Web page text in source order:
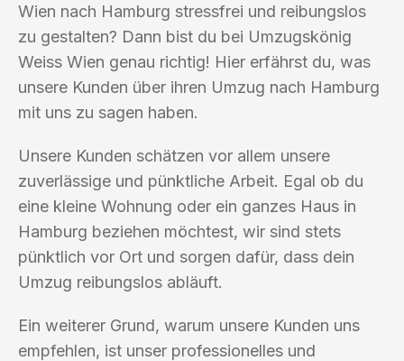
Wien nach Hamburg stressfrei und reibungslos
zu gestalten? Dann bist du bei Umzugskönig
Weiss Wien genau richtig! Hier erfährst du, was
unsere Kunden über ihren Umzug nach Hamburg
mit uns zu sagen haben.
Unsere Kunden schätzen vor allem unsere
zuverlässige und pünktliche Arbeit. Egal ob du
eine kleine Wohnung oder ein ganzes Haus in
Hamburg beziehen möchtest, wir sind stets
pünktlich vor Ort und sorgen dafür, dass dein
Umzug reibungslos abläuft.
Ein weiterer Grund, warum unsere Kunden uns
empfehlen, ist unser professionelles und